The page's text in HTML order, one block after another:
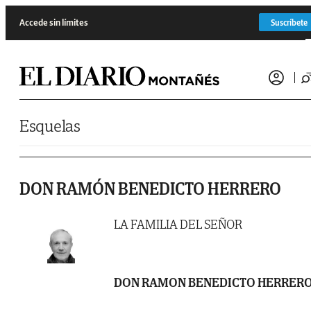
Accede sin límites Suscríbete
Esquelas
DON RAMÓN BENEDICTO HERRERO
LA FAMILIA DEL SEÑOR
DON RAMON BENEDICTO